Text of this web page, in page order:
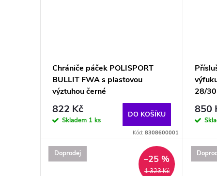
Chrániče páček POLISPORT
BULLIT FWA s plastovou
výztuhou černé
822 Kč
Skladem 1 ks
DO KOŠÍKU
Kód:8308600001
28/
850
Doprodej
1 323 Kč
–25 %